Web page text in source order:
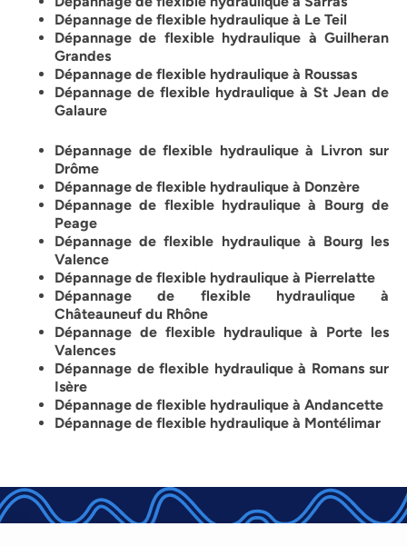
Dépannage de flexible hydraulique à Le Teil
Dépannage de flexible hydraulique à Guilheran
Grandes
Dépannage de flexible hydraulique à Roussas
Dépannage de flexible hydraulique à St Jean de
Galaure
Dépannage de flexible hydraulique à Livron sur
Drôme
Dépannage de flexible hydraulique à Donzère
Dépannage de flexible hydraulique à Bourg de
Peage
Dépannage de flexible hydraulique à Bourg les
Valence
Dépannage de flexible hydraulique à Pierrelatte
Dépannage de flexible hydraulique à
Châteauneuf du Rhône
Dépannage de flexible hydraulique à Porte les
Valences
Dépannage de flexible hydraulique à Romans sur
Isère
Dépannage de flexible hydraulique à Andancette
Dépannage de flexible hydraulique à Montélimar